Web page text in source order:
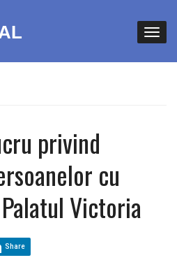
privind
cu
Victoria
Share